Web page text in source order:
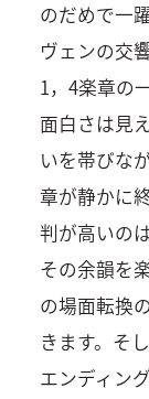
のだめで一
ヴェンの交
1，4楽章の
面白さは見
いを帯びな
章が静かに
判が高いの
その余韻を
の場面転換
きます。そ
エンディン